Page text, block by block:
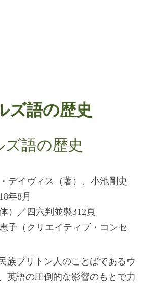
ズ語の歴史
ズ語の歴史
デイヴィス（著）、小池剛史
年8月
）／四六判並製312頁
子（クリエイティブ・コンセ
族ブリトン人のことばであるウ
英語の圧倒的な影響のもとで力